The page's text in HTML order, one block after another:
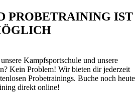
PROBETRAINING IST
Kampfsportschule und unsere
Kein Problem! Wir bieten dir jederzeit
Probetrainings. Buche noch heute
direkt online!